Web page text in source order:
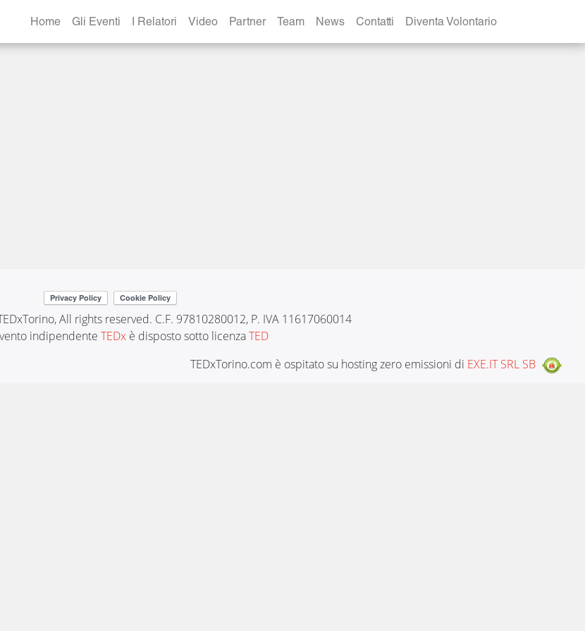
Home Gli Eventi I Relatori Video Partner Team News Contatti Diventa Volontario
All rights reserved. C.F. 97810280012, P. IVA 11617060014
indipendente TEDx è disposto sotto licenzaTED
TEDxTorino.com è ospitato su hosting zero emissioni di EXE.IT SRL SB